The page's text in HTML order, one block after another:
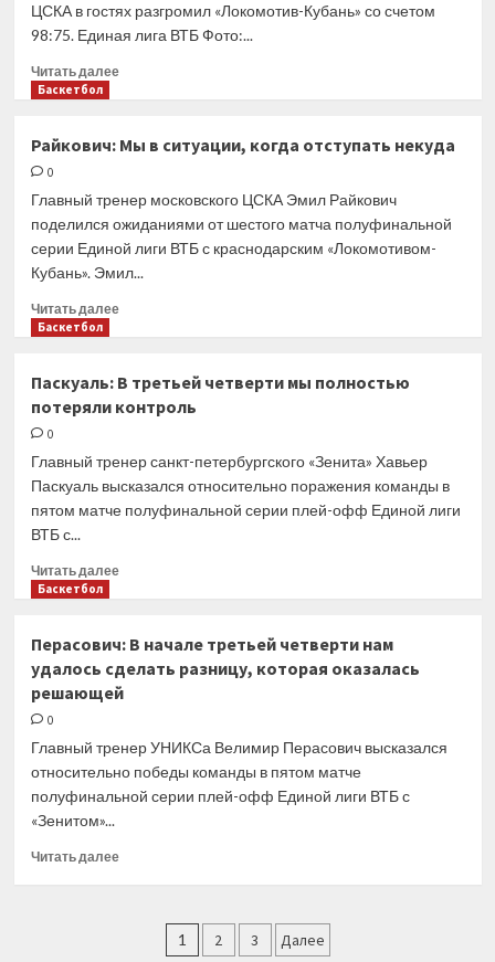
игре
ЦСКА
ЦСКА в гостях разгромил «Локомотив-Кубань» со счетом
98:75. Единая лига ВТБ Фото:...
Читать далееПрочитать
разгромил
Кубань»
сравнял
счет
в
Баскетбол
Райкович: Мы в ситуации, когда отступать некуда
0
Главный тренер московского ЦСКА Эмил Райкович
поделился ожиданиями от шестого матча полуфинальной
серии Единой лиги ВТБ с краснодарским «Локомотивом-
Кубань». Эмил...
Читать далееПрочитать
Мы
в
отступать
некуда
Баскетбол
Паскуаль: В третьей четверти мы полностью
потеряли контроль
0
Главный тренер санкт-петербургского «Зенита» Хавьер
Паскуаль высказался относительно поражения команды в
пятом матче полуфинальной серии плей-офф Единой лиги
ВТБ с...
Читать далееПрочитать
В
третьей
четверти
потеряли
контроль
Баскетбол
Перасович: В начале третьей четверти нам
удалось сделать разницу, которая оказалась
решающей
0
Главный тренер УНИКСа Велимир Перасович высказался
относительно победы команды в пятом матче
полуфинальной серии плей-офф Единой лиги ВТБ с
«Зенитом»...
Читать далееПрочитать
Пагинация
1 2 3 Далее